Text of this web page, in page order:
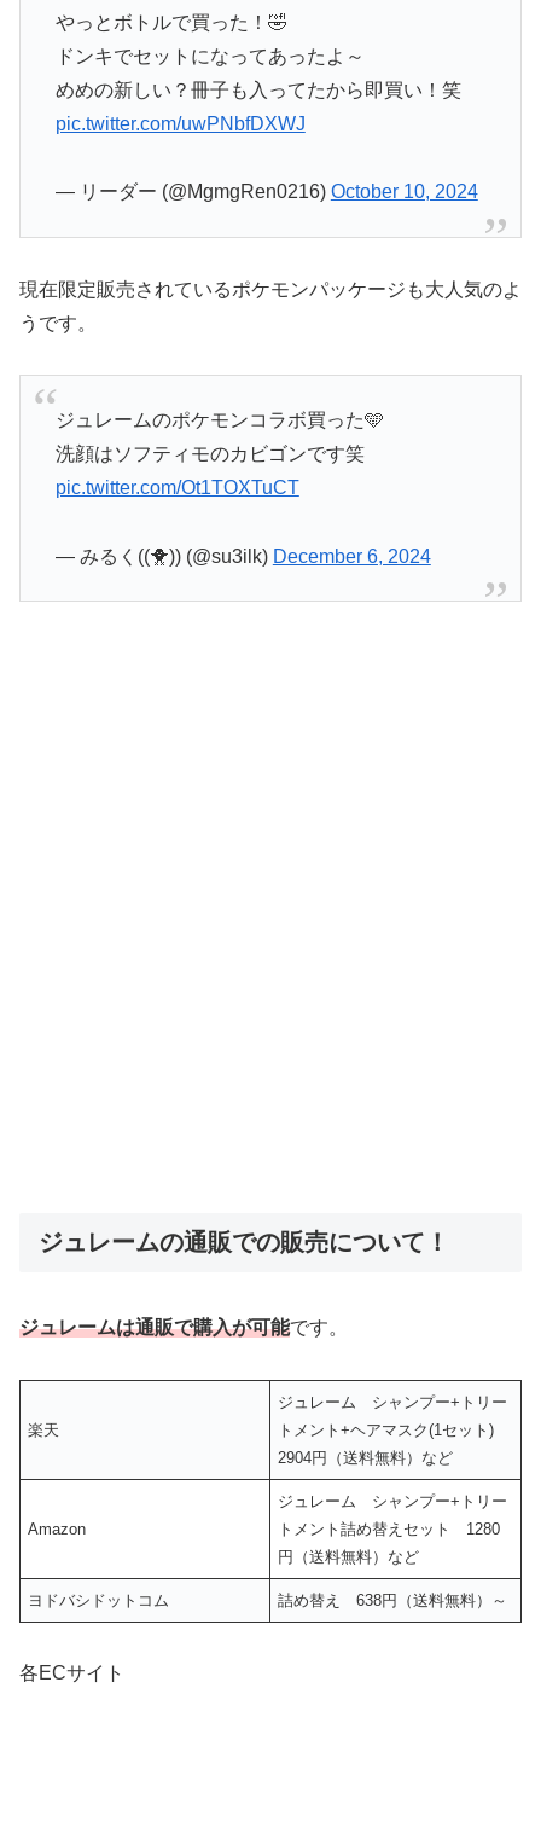
やっとボトルで買った！🤣
ドンキでセットになってあったよ～
めめの新しい？冊子も入ってたから即買い！笑
pic.twitter.com/uwPNbfDXWJ
— リーダー (@MgmgRen0216) October 10, 2024
現在限定販売されているポケモンパッケージも大人気のよ
うです。
ジュレームのポケモンコラボ買った🩵
洗顔はソフティモのカビゴンです笑
pic.twitter.com/Ot1TOXTuCT
— みるく((🐥)) (@su3ilk) December 6, 2024
ジュレームの通販での販売について！
ジュレームは通販で購入が可能です。
楽天
ジュレーム シャンプー+トリー
トメント+ヘアマスク(1セット)
2904円（送料無料）など
Amazon
ジュレーム シャンプー+トリー
トメント詰め替えセット 1280
円（送料無料）など
ヨドバシドットコム 詰め替え 638円（送料無料）～
各ECサイト